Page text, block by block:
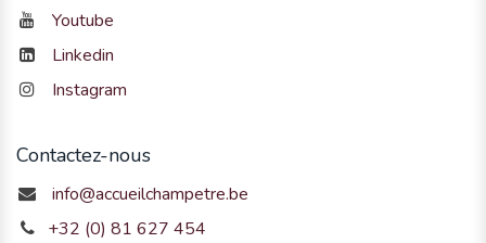
Youtube
Linkedin
Instagram
Contactez-nous
info@accueilchampetre.be
+32 (0) 81 627 454